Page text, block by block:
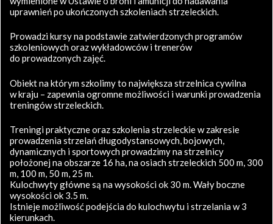
uprawnień po ukończonych szkoleniach strzeleckich.
Prowadzi kursy na podstawie zatwierdzonych programów
szkoleniowych oraz wykładowców i trenerów
do prowadzonych zajęć.
Obiekt na którym szkolimy to największa strzelnica cywilna
w kraju – zapewnia ogromne możliwości i warunki prowadzenia
treningów strzeleckich.
Treningi praktyczne oraz szkolenia strzeleckie w zakresie
prowadzenia strzelań długodystansowych, bojowych,
dynamicznych i sportowych prowadzimy na strzelnicy
położonej na obszarze 16 ha, na osiach strzeleckich 500 m, 300
m, 100 m, 50 m, 25 m.
Kulochwyty główne są na wysokości ok 30 m. Wały boczne
wysokości ok 3.5 m.
Istnieje możliwość podejścia do kulochwytu i strzelania w 3
kierunkach.